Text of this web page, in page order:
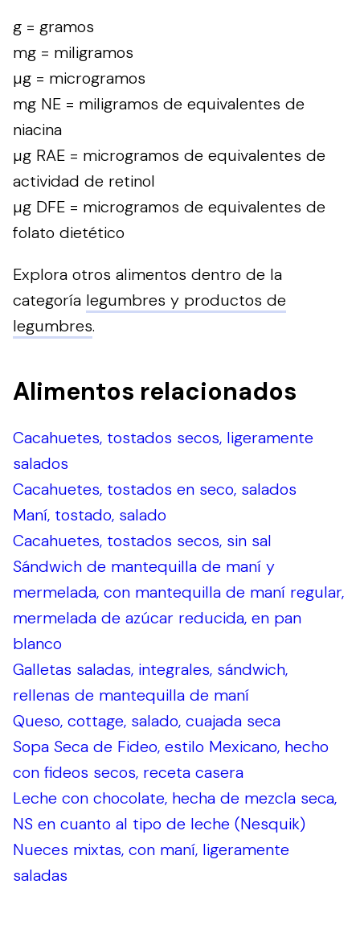
g = gramos
mg = miligramos
µg = microgramos
mg NE = miligramos de equivalentes de
niacina
µg RAE = microgramos de equivalentes de
actividad de retinol
µg DFE = microgramos de equivalentes de
folato dietético
Explora otros alimentos dentro de la
categoría legumbres y productos de
legumbres.
Alimentos relacionados
Cacahuetes, tostados secos, ligeramente
salados
Cacahuetes, tostados en seco, salados
Maní, tostado, salado
Cacahuetes, tostados secos, sin sal
Sándwich de mantequilla de maní y
mermelada, con mantequilla de maní regular,
mermelada de azúcar reducida, en pan
blanco
Galletas saladas, integrales, sándwich,
rellenas de mantequilla de maní
Queso, cottage, salado, cuajada seca
Sopa Seca de Fideo, estilo Mexicano, hecho
con fideos secos, receta casera
Leche con chocolate, hecha de mezcla seca,
NS en cuanto al tipo de leche (Nesquik)
Nueces mixtas, con maní, ligeramente
saladas